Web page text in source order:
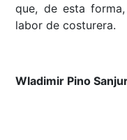
que, de esta
labor de costurera.
Wladimir Pino